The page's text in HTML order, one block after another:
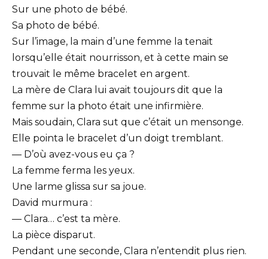
Sur une photo de bébé.
Sa photo de bébé.
Sur l’image, la main d’une femme la tenait
lorsqu’elle était nourrisson, et à cette main se
trouvait le même bracelet en argent.
La mère de Clara lui avait toujours dit que la
femme sur la photo était une infirmière.
Mais soudain, Clara sut que c’était un mensonge.
Elle pointa le bracelet d’un doigt tremblant.
— D’où avez-vous eu ça ?
La femme ferma les yeux.
Une larme glissa sur sa joue.
David murmura :
— Clara… c’est ta mère.
La pièce disparut.
Pendant une seconde, Clara n’entendit plus rien.